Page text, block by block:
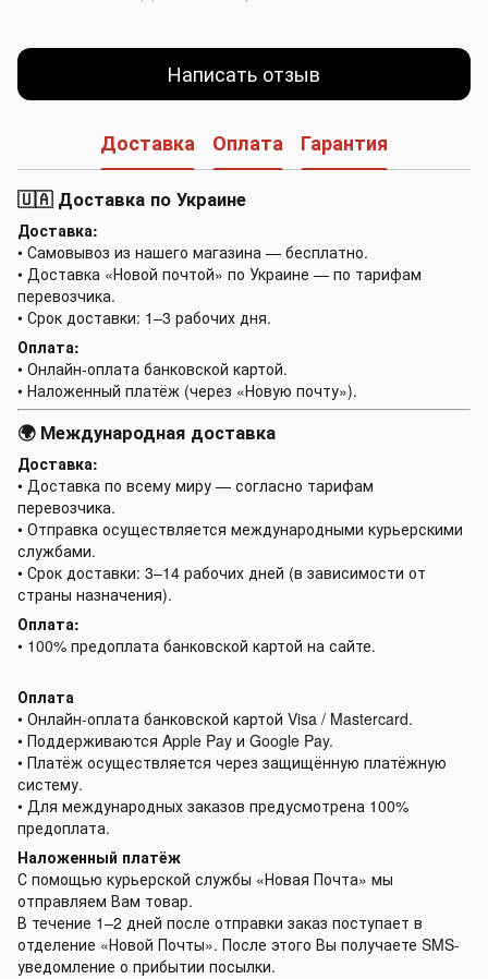
Написать отзыв
Доставка Оплата Гарантия
🇺🇦 Доставка по Украине
Доставка:
• Самовывоз из нашего магазина — бесплатно.
• Доставка «Новой почтой» по Украине — по тарифам
перевозчика.
• Срок доставки: 1–3 рабочих дня.
Оплата:
• Онлайн-оплата банковской картой.
• Наложенный платёж (через «Новую почту»).
🌍 Международная доставка
Доставка:
• Доставка по всему миру — согласно тарифам
перевозчика.
• Отправка осуществляется международными курьерскими
службами.
• Срок доставки: 3–14 рабочих дней (в зависимости от
страны назначения).
Оплата:
• 100% предоплата банковской картой на сайте.
Оплата
• Онлайн-оплата банковской картой Visa / Mastercard.
• Поддерживаются Apple Pay и Google Pay.
• Платёж осуществляется через защищённую платёжную
систему.
• Для международных заказов предусмотрена 100%
предоплата.
Наложенный платёж
С помощью курьерской службы «Новая Почта» мы
отправляем Вам товар.
В течение 1–2 дней после отправки заказ поступает в
отделение «Новой Почты». После этого Вы получаете SMS-
уведомление о прибытии посылки.